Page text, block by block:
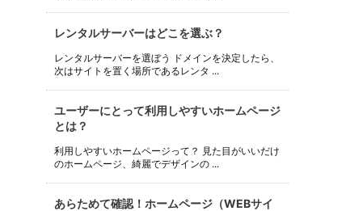
レンタルサーバーはどこを選ぶ？
レンタルサーバーを選ぼう ドメインを決定したら、
次はサイトを置く場所であるレンタ ...
ユーザーにとって利用しやすいホームページ
とは？
利用しやすいホームページって？ 見た目がいいだけ
のホームページ、綺麗でデザインの ...
あらためて確認！ホームページ（WEBサイ